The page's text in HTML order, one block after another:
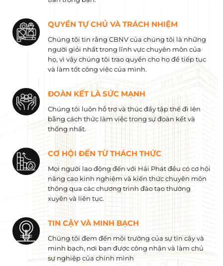
QUYỀN TỰ CHỦ VÀ TRÁCH NHIỆM
Chúng tôi tin rằng CBNV của chúng tôi là những
người giỏi nhất trong lĩnh vực chuyên môn của
họ, vì vậy chúng tôi trao quyền cho họ để tiếp tục
và làm tốt công việc của mình.
ĐOÀN KẾT LÀ SỨC MẠNH
Chúng tôi luôn hỗ trợ và thúc đẩy tập thể đi lên
bằng cách thức làm việc trong sự đoàn kết và
thống nhất.
CƠ HỘI ĐẾN TỪ THÁCH THỨC
Mọi người lao động đến với Hải Phát đều có cơ hội
nâng cao kinh nghiệm và kiến ​​thức chuyên môn
thông qua các chương trình đào tạo thường
xuyên và liên tục.
TIN CẬY VÀ MINH BẠCH
Chúng tôi đem đến môi trường của sự tin cậy và
minh bạch, nơi bạn được công nhận và làm chủ
sự nghiệp của chính mình